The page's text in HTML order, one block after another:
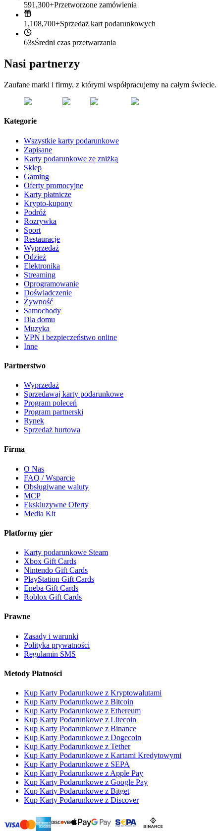
591,300+Przetworzone zamówienia
1,108,700+Sprzedaż kart podarunkowych
63sŚredni czas przetwarzania
Nasi partnerzy
Zaufane marki i firmy, z którymi współpracujemy na całym świecie.
Kategorie
Wszystkie karty podarunkowe
Zapisane
Karty podarunkowe ze zniżką
Sklep
Gaming
Oferty promocyjne
Karty płatnicze
Krypto-kupony
Podróż
Rozrywka
Sport
Restauracje
Wyprzedaż
Odzież
Elektronika
Streaming
Oprogramowanie
Doświadczenie
Żywność
Samochody
Dla domu
Muzyka
VPN i bezpieczeństwo online
Inne
Partnerstwo
Wyprzedaż
Sprzedawaj karty podarunkowe
Program poleceń
Program partnerski
Rynek
Sprzedaż hurtowa
Firma
O Nas
FAQ / Wsparcie
Obsługiwane waluty
MCP
Ekskluzywne Oferty
Media Kit
Platformy gier
Karty podarunkowe Steam
Xbox Gift Cards
Nintendo Gift Cards
PlayStation Gift Cards
Eneba Gift Cards
Roblox Gift Cards
Prawne
Zasady i warunki
Polityka prywatności
Regulamin SMS
Metody Płatności
Kup Karty Podarunkowe z Kryptowalutami
Kup Karty Podarunkowe z Bitcoin
Kup Karty Podarunkowe z Ethereum
Kup Karty Podarunkowe z Litecoin
Kup Karty Podarunkowe z Binance
Kup Karty Podarunkowe z Dogecoin
Kup Karty Podarunkowe z Tether
Kup Karty Podarunkowe z Kartami Kredytowymi
Kup Karty Podarunkowe z SEPA
Kup Karty Podarunkowe z Apple Pay
Kup Karty Podarunkowe z Google Pay
Kup Karty Podarunkowe z Bitget
Kup Karty Podarunkowe z Discover